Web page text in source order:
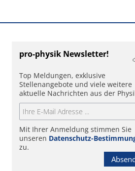
pro-physik Newsletter!
Top Meldungen, exklusive
Stellenangebote und viele weitere
aktuelle Nachrichten aus der
Mit Ihrer Anmeldung stimmen Sie
unseren Datenschutz-
zu.